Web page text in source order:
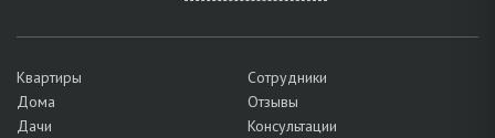
Квартиры
Дома
Дачи
Сотрудники
Отзывы
Консультации